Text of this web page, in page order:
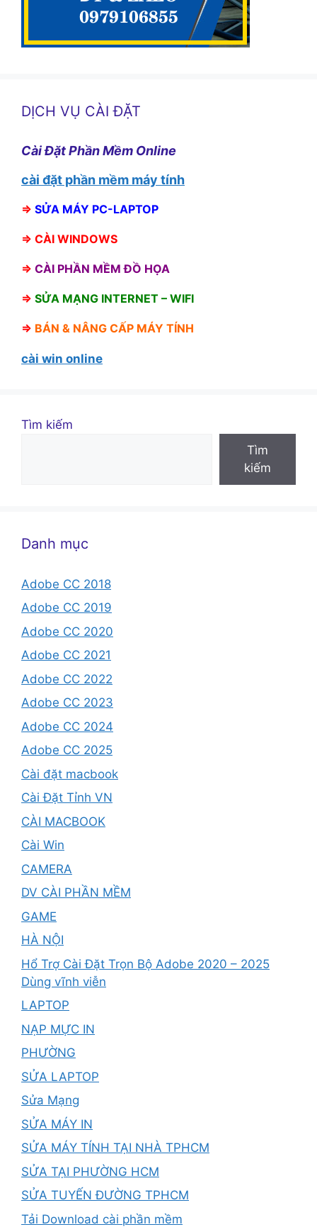
DỊCH VỤ CÀI ĐẶT
Cài Đặt Phần Mềm Online
cài đặt phần mềm máy tính
⇒ SỬA MÁY PC-LAPTOP
⇒ CÀI WINDOWS
⇒ CÀI PHẦN MỀM ĐỒ HỌA
⇒ SỬA MẠNG INTERNET – WIFI
⇒ BÁN & NÂNG CẤP MÁY TÍNH
cài win online
Tìm kiếm
Tìm
kiếm
Danh mục
Adobe CC 2018
Adobe CC 2019
Adobe CC 2020
Adobe CC 2021
Adobe CC 2022
Adobe CC 2023
Adobe CC 2024
Adobe CC 2025
Cài đặt macbook
Cài Đặt Tỉnh VN
CÀI MACBOOK
Cài Win
CAMERA
DV CÀI PHẦN MỀM
GAME
HÀ NỘI
Hổ Trợ Cài Đặt Trọn Bộ Adobe 2020 – 2025
Dùng vĩnh viễn
LAPTOP
NẠP MỰC IN
PHƯỜNG
SỬA LAPTOP
Sửa Mạng
SỬA MÁY IN
SỬA MÁY TÍNH TẠI NHÀ TPHCM
SỬA TẠI PHƯỜNG HCM
SỬA TUYẾN ĐƯỜNG TPHCM
Tải Download cài phần mềm